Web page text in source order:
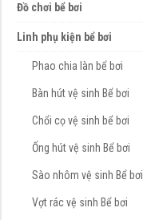
Đồ chơi bể bơi
Linh phụ kiện bể bơi
Phao chia làn bể bơi
Bàn hút vệ sinh Bể bơi
Chổi cọ vệ sinh bể bơi
Ống hút vệ sinh Bể bơi
Sào nhôm vệ sinh Bể bơi
Vợt rác vệ sinh Bể bơi